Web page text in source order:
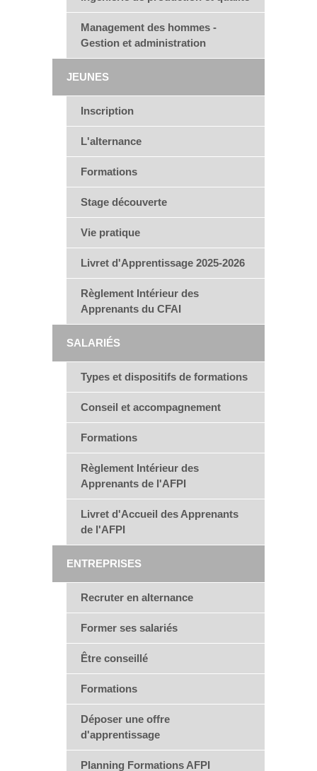
Management des hommes -
Gestion et administration
JEUNES
Inscription
L'alternance
Formations
Stage découverte
Vie pratique
Livret d'Apprentissage 2025-2026
Règlement Intérieur des
Apprenants du CFAI
SALARIÉS
Types et dispositifs de formations
Conseil et accompagnement
Formations
Règlement Intérieur des
Apprenants de l'AFPI
Livret d'Accueil des Apprenants
de l'AFPI
ENTREPRISES
Recruter en alternance
Former ses salariés
Être conseillé
Formations
Déposer une offre
d'apprentissage
Planning Formations AFPI